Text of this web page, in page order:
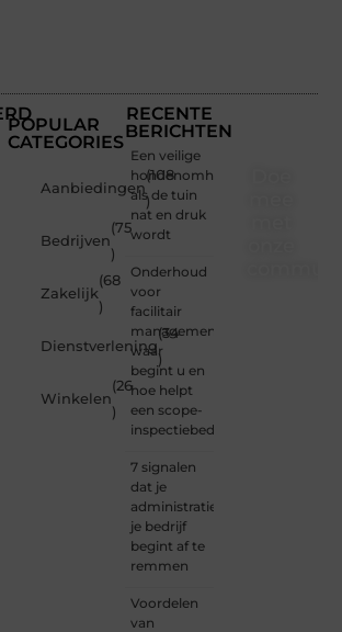
POPULAR
CATEGORIES
Aanbiedingen
(108
)
Bedrijven
(75
)
Zakelijk
(68
)
Dienstverlening
(34
)
Winkelen
(26
)
RECENTE
BERICHTEN
Een veilige
hondenomheining
als de tuin
nat en druk
wordt
Onderhoud
voor
facilitair
management:
waar
begint u en
hoe helpt
een scope-
inspectiebedrijf?
7 signalen
dat je
administratie
je bedrijf
begint af te
remmen
Voordelen
van